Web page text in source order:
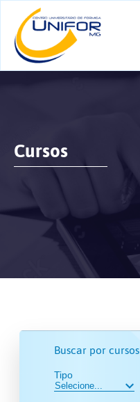
Cursos
Buscar por cursos
Tipo